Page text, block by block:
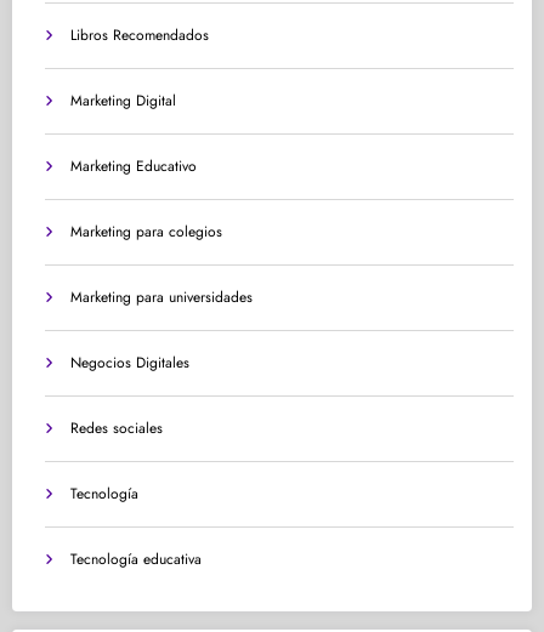
Libros Recomendados
Marketing Digital
Marketing Educativo
Marketing para colegios
Marketing para universidades
Negocios Digitales
Redes sociales
Tecnología
Tecnología educativa